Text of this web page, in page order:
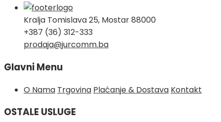
Kralja Tomislava 25, Mostar 88000
+387 (36) 312-333
prodaja@jurcomm.ba
Glavni Menu
O Nama Trgovina Plaćanje & Dostava Kontakt
OSTALE USLUGE